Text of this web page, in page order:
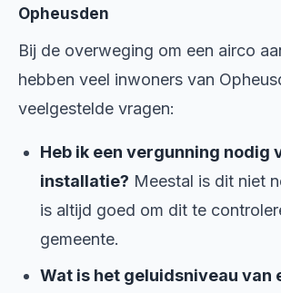
Opheusden
Bij de overweging om een airco
hebben veel inwoners van
veelgestelde vragen:
Heb ik een vergunning nodig
installatie? Meestal is dit niet
is altijd goed om dit te
gemeente.
Wat is het geluidsniveau van